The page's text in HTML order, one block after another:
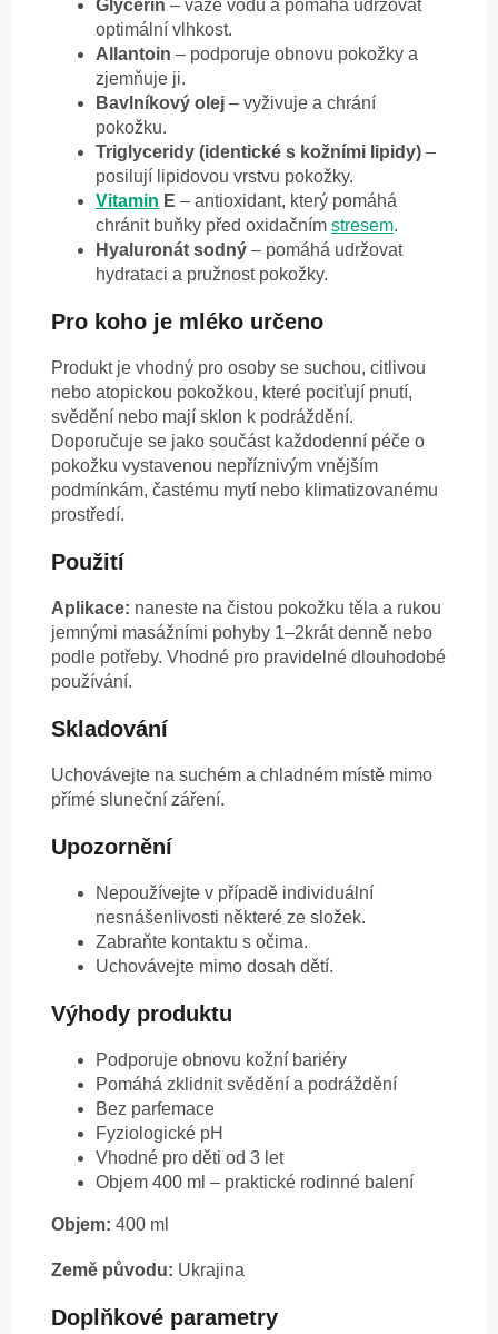
Glycerin – váže vodu a pomáhá udržovat
optimální vlhkost.
Allantoin – podporuje obnovu pokožky a
zjemňuje ji.
Bavlníkový olej – vyživuje a chrání
pokožku.
Triglyceridy (identické s kožními lipidy) –
posilují lipidovou vrstvu pokožky.
Vitamin E – antioxidant, který pomáhá
chránit buňky před oxidačním stresem.
Hyaluronát sodný – pomáhá udržovat
hydrataci a pružnost pokožky.
Pro koho je mléko určeno
Produkt je vhodný pro osoby se suchou, citlivou
nebo atopickou pokožkou, které pociťují pnutí,
svědění nebo mají sklon k podráždění.
Doporučuje se jako součást každodenní péče o
pokožku vystavenou nepříznivým vnějším
podmínkám, častému mytí nebo klimatizovanému
prostředí.
Použití
Aplikace: naneste na čistou pokožku těla a rukou
jemnými masážními pohyby 1–2krát denně nebo
podle potřeby. Vhodné pro pravidelné dlouhodobé
používání.
Skladování
Uchovávejte na suchém a chladném místě mimo
přímé sluneční záření.
Upozornění
Nepoužívejte v případě individuální
nesnášenlivosti některé ze složek.
Zabraňte kontaktu s očima.
Uchovávejte mimo dosah dětí.
Výhody produktu
Podporuje obnovu kožní bariéry
Pomáhá zklidnit svědění a podráždění
Bez parfemace
Fyziologické pH
Vhodné pro děti od 3 let
Objem 400 ml – praktické rodinné balení
Objem: 400 ml
Země původu: Ukrajina
Doplňkové parametry